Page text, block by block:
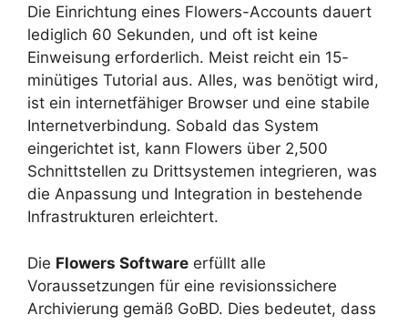
Die Einrichtung eines Flowers-Accounts dauert
lediglich 60 Sekunden, und oft ist keine
Einweisung erforderlich. Meist reicht ein 15-
minütiges Tutorial aus. Alles, was benötigt wird,
ist ein internetfähiger Browser und eine stabile
Internetverbindung. Sobald das System
eingerichtet ist, kann Flowers über 2,500
Schnittstellen zu Drittsystemen integrieren, was
die Anpassung und Integration in bestehende
Infrastrukturen erleichtert.
Die Flowers Software erfüllt alle
Voraussetzungen für eine revisionssichere
Archivierung gemäß GoBD. Dies bedeutet, dass